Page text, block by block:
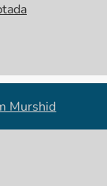
Murshid